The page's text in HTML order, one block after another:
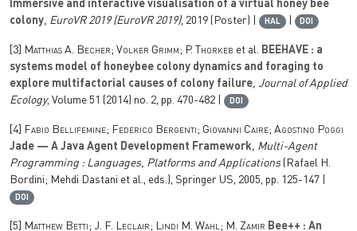
Immersive and interactive visualisation of a virtual honey bee
colony, EuroVR 2019(EuroVR 2019), 2019 (Poster) | HAL | DOI
[3] Matthias A. Becher; Volker Grimm; P. Thorkeb et al. BEEHAVE : a
systems model of honeybee colony dynamics and foraging to
explore multifactorial causes of colony failure, Journal of Applied
Ecology, Volume 51 (2014) no. 2, pp. 470-482 | DOI
[4]
Fabio Bellifemine; Federico Bergenti; Giovanni Caire; Agostino Poggi
Jade — A Java Agent Development Framework, Multi-Agent
Programming : Languages, Platforms and Applications(Rafael H.
Bordini; Mehdi Dastani et al., eds.), Springer US, 2005, pp. 125-147 |
DOI
[5] Matthew Betti; J. F. Leclair; Lindi M. Wahl; M. Zamir Bee++ : An